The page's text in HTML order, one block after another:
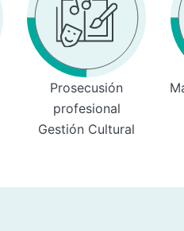
Prosecusión
profesional
Gestión Cultural